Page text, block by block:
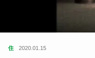
住 2020.01.15